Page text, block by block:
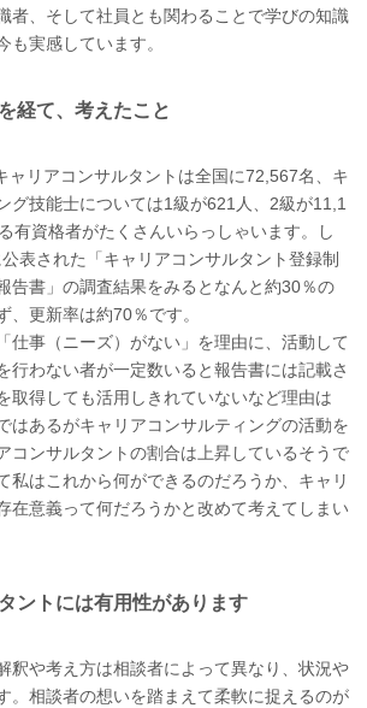
者、そして社員とも関わることで学びの知識
も実感しています。
経て、考えたこと
ャリアコンサルタントは全国に72,567名、キ
グ技能士については1級が621人、2級が11,1
有資格者がたくさんいらっしゃいます。し
表された「キャリアコンサルタント登録制
告書」の調査結果をみるとなんと約30％の
、更新率は約70％です。
仕事（ニーズ）がない」を理由に、活動して
行わない者が一定数いると報告書には記載さ
取得しても活用しきれていないなど理由は
はあるがキャリアコンサルティングの活動を
コンサルタントの割合は上昇しているそうで
私はこれから何ができるのだろうか、キャリ
在意義って何だろうかと改めて考えてしまい
ントには有用性があります
釈や考え方は相談者によって異なり、状況や
。相談者の想いを踏まえて柔軟に捉えるのが